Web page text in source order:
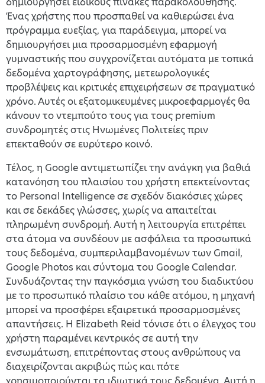
Ένας χρήστης που προσπαθεί να καθιερώσει ένα
πρόγραμμα ευεξίας, για παράδειγμα, μπορεί να
δημιουργήσει μια προσαρμοσμένη εφαρμογή
γυμναστικής που συγχρονίζεται αυτόματα με τοπικά
δεδομένα χαρτογράφησης, μετεωρολογικές
προβλέψεις και κριτικές επιχειρήσεων σε πραγματικό
χρόνο. Αυτές οι εξατομικευμένες μικροεφαρμογές θα
κάνουν το ντεμπούτο τους για τους premium
συνδρομητές στις Ηνωμένες Πολιτείες πριν
επεκταθούν σε ευρύτερο κοινό.
Τέλος, η Google αντιμετωπίζει την ανάγκη για βαθιά
κατανόηση του πλαισίου του χρήστη επεκτείνοντας
το Personal Intelligence σε σχεδόν διακόσιες χώρες
και σε δεκάδες γλώσσες, χωρίς να απαιτείται
πληρωμένη συνδρομή. Αυτή η λειτουργία επιτρέπει
στα άτομα να συνδέουν με ασφάλεια τα προσωπικά
τους δεδομένα, συμπεριλαμβανομένων των Gmail,
Google Photos και σύντομα του Google Calendar.
Συνδυάζοντας την παγκόσμια γνώση του διαδικτύου
με το προσωπικό πλαίσιο του κάθε ατόμου, η μηχανή
μπορεί να προσφέρει εξαιρετικά προσαρμοσμένες
απαντήσεις. Η Elizabeth Reid τόνισε ότι ο έλεγχος του
χρήστη παραμένει κεντρικός σε αυτή την
ενσωμάτωση, επιτρέποντας στους ανθρώπους να
διαχειρίζονται ακριβώς πώς και πότε